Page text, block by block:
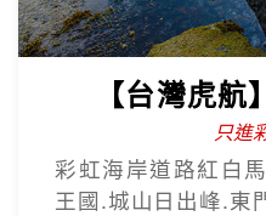
【台灣虎航】
不